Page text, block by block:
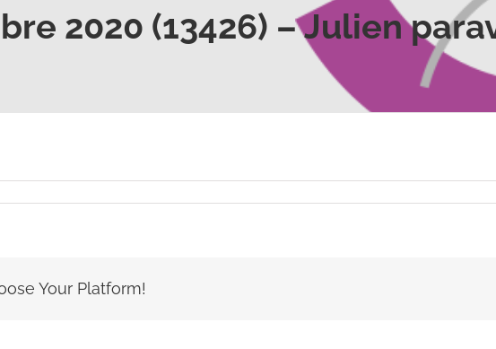
2020 (13426) – Julien
Your Platform!